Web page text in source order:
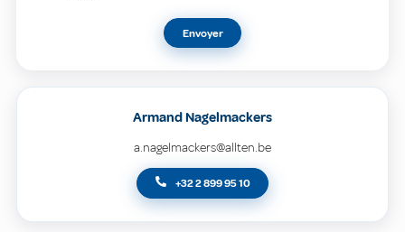
Envoyer
Armand Nagelmackers
a.nagelmackers@allten.be
+32 2 899 95 10